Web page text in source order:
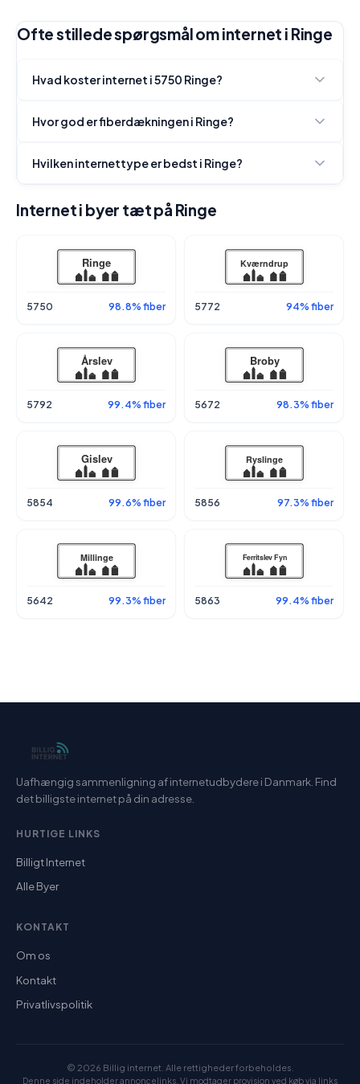
Ofte stillede spørgsmål om internet i Ringe
Hvad koster internet i 5750 Ringe?
Hvor god er fiberdækningen i Ringe?
Hvilken internettype er bedst i Ringe?
Internet i byer tæt på Ringe
5750 98.8% fiber 5772 94% fiber
5792 99.4% fiber 5672 98.3% fiber
5854 99.6% fiber 5856 97.3% fiber
5642 99.3% fiber 5863 99.4% fiber
Uafhængig sammenligning af internetudbydere i Danmark. Find
det billigste internet på din adresse.
HURTIGE LINKS
Billigt Internet
Alle Byer
KONTAKT
Om os
Kontakt
Privatlivspolitik
© 2026 Billig internet. Alle rettigheder forbeholdes.
Denne side indeholder annoncelinks. Vi modtager provision ved køb via links